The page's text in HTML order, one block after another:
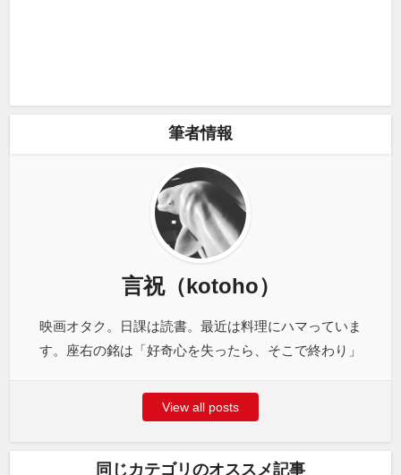
筆者情報
言祝（kotoho）
映画オタク。日課は読書。最近は料理にハマっていま
す。座右の銘は「好奇心を失ったら、そこで終わり」
View all posts
同じカテゴリのオススメ記事